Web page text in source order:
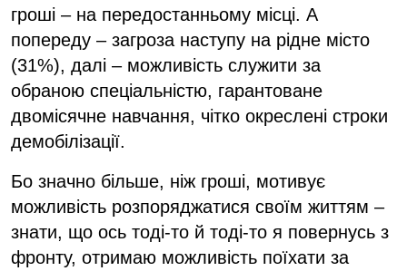
гроші – на передостанньому місці. А
попереду – загроза наступу на рідне місто
(31%), далі – можливість служити за
обраною спеціальністю, гарантоване
двомісячне навчання, чітко окреслені строки
демобілізації.
Бо значно більше, ніж гроші, мотивує
можливість розпоряджатися своїм життям –
знати, що ось тоді-то й тоді-то я повернусь з
фронту, отримаю можливість поїхати за